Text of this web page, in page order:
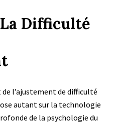
Difficulté
l’ajustement de difficulté
autant sur la technologie
de la psychologie du